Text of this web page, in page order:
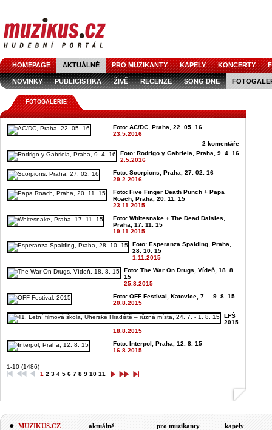
HOMEPAGE AKTUÁLNĚ PRO MUZIKANTY KAPELY KONCERTY
NOVINKY PUBLICISTIKA ŽIVĚ RECENZE SONG DNE
FOTOGALERIE
Foto: AC/DC, Praha, 22. 05. 16
23.5.2016
2 komentáře
Foto: Rodrigo y Gabriela, Praha, 9. 4. 16
2.5.2016
Foto: Scorpions, Praha, 27. 02. 16
29.2.2016
Foto: Five Finger Death Punch + Papa
Roach, Praha, 20. 11. 15
23.11.2015
Foto: Whitesnake + The Dead Daisies,
Praha, 17. 11. 15
19.11.2015
Foto: Esperanza Spalding, Praha,
28. 10. 15
1.11.2015
Foto: The War On Drugs, Vídeň, 18. 8.
15
25.8.2015
Foto: OFF Festival, Katovice, 7. – 9. 8. 15
20.8.2015
LFŠ
2015
18.8.2015
Foto: Interpol, Praha, 12. 8. 15
16.8.2015
1-10 (1486)
1 2 3 4 5 6 7 8 9 10 11
MUZIKUS.CZ
aktuálně
pro muzikanty
kapely